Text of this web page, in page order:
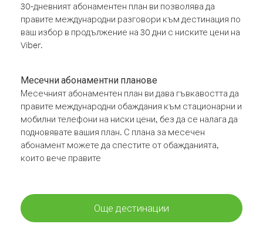
30-дневният абонаментен план ви позволява да
правите международни разговори към дестинация по
ваш избор в продължение на 30 дни с ниските цени на
Viber.
Месечни абонаментни планове
Месечният абонаментен план ви дава гъвкавостта да
правите международни обаждания към стационарни и
мобилни телефони на ниски цени, без да се налага да
подновявате вашия план. С плана за месечен
абонамент можете да спестите от обажданията,
които вече правите
Още дестинации